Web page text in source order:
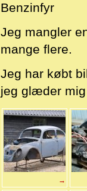
Benzinfyr
Jeg mangler
mange flere.
Jeg har købt
jeg glæder
→